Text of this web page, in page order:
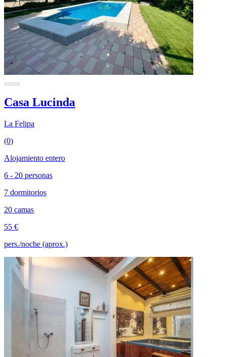
Casa Lucinda
La Felipa
(0)
Alojamiento entero
6 - 20 personas
7 dormitorios
20 camas
55 €
pers./noche (aprox.)